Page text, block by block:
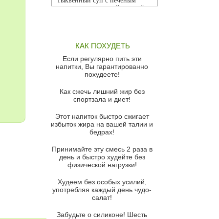
чесноком и томатной сальсой
красного перца
Парижский луковый суп
Суп из спаржи и горошка с
Суп-крем из цветной капусты
Французский луковый суп
Суп из баклажанов с моцареллой
Грибной крем-суп с кростини с
козьим сыром
Суп мисо с зеленым луком и
тофу
из рукколы
КАК ПОХУДЕТЬ
Если регулярно пить эти
напитки, Вы гарантированно
похудеете!
Как сжечь лишний жир без
спортзала и диет!
Этот напиток быстро сжигает
избыток жира на вашей талии и
бедрах!
Принимайте эту смесь 2 раза в
день и быстро худейте без
физической нагрузки!
Худеем без особых усилий,
употребляя каждый день чудо-
салат!
Забудьте о силиконе! Шесть